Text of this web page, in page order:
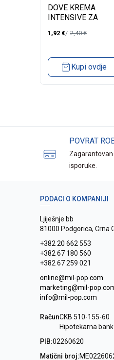
TIJELO
DOVE KREMA
INTENSIVE ZA
1,92 € 2,40€
Kupi ovdje
POVRAT
Zagarantovan
isporuke.
PODACI O KOMPANIJI
Ljiješnje bb
81000 Podgorica, Crna
+382 20 662 553
+382 67 180 560
+382 67 259 021
online@mil-pop.com
marketing@mil-
info@mil-pop.com
RačunCKB 510-155-60
Hipotekarna
PIB:02260620
Matični broj: